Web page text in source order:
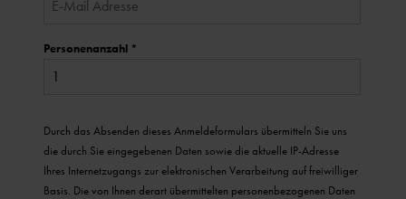
Personenanzahl *
Durch das Absenden dieses Anmeldeformulars übermitteln Sie uns
die durch Sie eingegebenen Daten sowie die aktuelle IP-Adresse
Ihres Internetzugangs zur elektronischen Verarbeitung auf freiwilliger
Basis. Die von Ihnen derart übermittelten personenbezogenen Daten